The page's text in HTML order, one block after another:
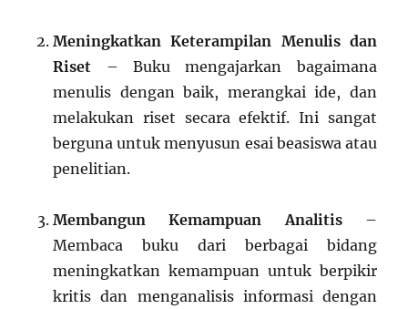
Meningkatkan Keterampilan Menulis dan
Riset – Buku mengajarkan bagaimana
menulis dengan baik, merangkai ide, dan
melakukan riset secara efektif. Ini sangat
berguna untuk menyusun esai beasiswa atau
penelitian.
Membangun Kemampuan Analitis–
Membaca buku dari berbagai bidang
meningkatkan kemampuan untuk berpikir
kritis dan menganalisis informasi dengan